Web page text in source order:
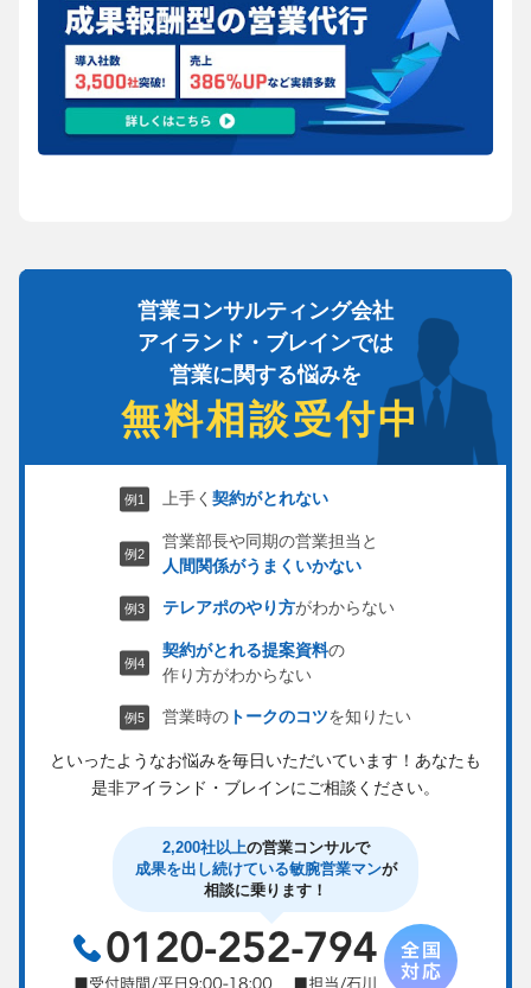
営業コンサルティング会社
アイランド・ブレインでは
営業に関する悩みを
無料相談受付中
上手く契約がとれない
営業部長や同期の営業担当と
人間関係がうまくいかない
テレアポのやり方がわからない
契約がとれる提案資料の
作り方がわからない
営業時の トークのコツを知りたい
といったようなお悩みを毎日いただいています！ あなたも
是非アイランド・ブレインにご相談ください。
2,200社以上の営業コンサルで
成果を出し続けている敏腕営業マンが
相談に乗ります！